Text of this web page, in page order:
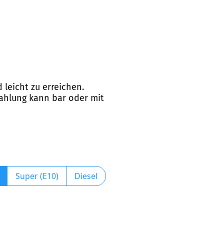
leicht zu erreichen.
kann bar oder mit
Super (E10) Diesel